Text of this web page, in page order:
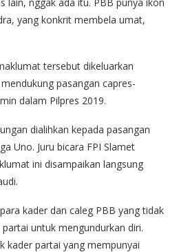
yang konkrit membela umat,
tersebut dikeluarkan
pasangan capres-
dalam Pilpres 2019.
dialihkan kepada pasangan
Uno. Juru bicara FPI Slamet
ini disampaikan langsung
kader dan caleg PBB yang tidak
untuk mengundurkan diri.
kader partai yang mempunyai